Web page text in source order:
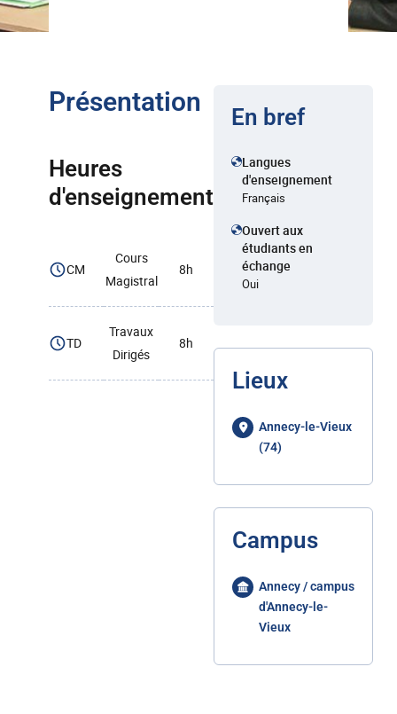
Présentation
Heures
d'enseignement
CM
Cours
Magistral
8h
TD
Travaux
Dirigés
8h
En bref
Langues
d'enseignement
Français
Ouvert aux
étudiants en
échange
Oui
Lieux
Annecy-le-Vieux
(74)
Campus
Annecy / campus
d'Annecy-le-
Vieux